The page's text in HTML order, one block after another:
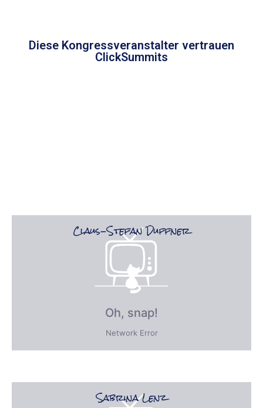
Diese Kongressveranstalter vertrauen
ClickSummits
Claus-Stefan Duffner
Sabrina Lenz